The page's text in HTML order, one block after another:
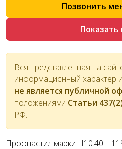
Позвонить
Показать
Вся представленная на
информационный характер
не является публичной
положениями Статьи 437(2)
РФ.
Профнастил марки Н10.40 –